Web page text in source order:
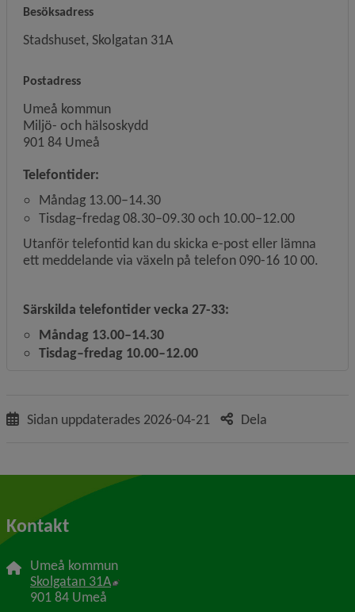
Besöksadress
Stadshuset, Skolgatan 31A
Postadress
Umeå kommun
Miljö- och hälsoskydd
901 84 Umeå
Telefontider:
Måndag 13.00–14.30
Tisdag–fredag 08.30–09.30 och 10.00–12.00
Utanför telefontid kan du skicka e-post eller lämna
ett meddelande via växeln på telefon 090-16 10 00.
Särskilda telefontider vecka 27-33:
Måndag 13.00–14.30
Tisdag–fredag 10.00–12.00
Sidan uppdaterades 2026-04-21 Dela
Kontakt
Umeå kommun
Skolgatan 31A Länk till annan webbplats, öppnas i nytt
901 84 Umeå